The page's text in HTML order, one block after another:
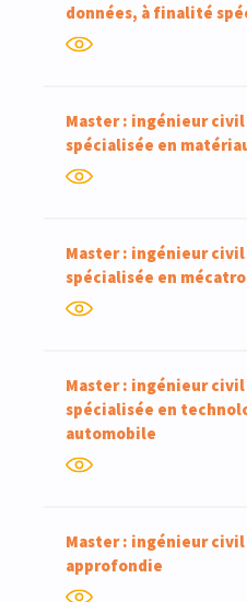
données, à finalité
Master : ingénieur
spécialisée en
Master : ingénieur
spécialisée en
Master : ingénieur
spécialisée en
automobile
Master : ingénieur
approfondie